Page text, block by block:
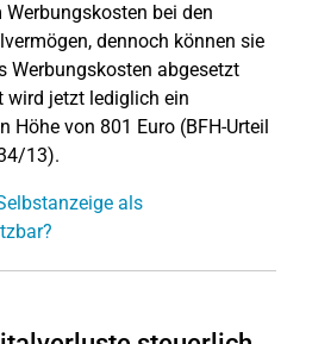
bei den
dennoch können sie
Werbungskosten abgesetzt
wird jetzt lediglich ein
Höhe von 801 Euro (BFH-Urteil
13).
als